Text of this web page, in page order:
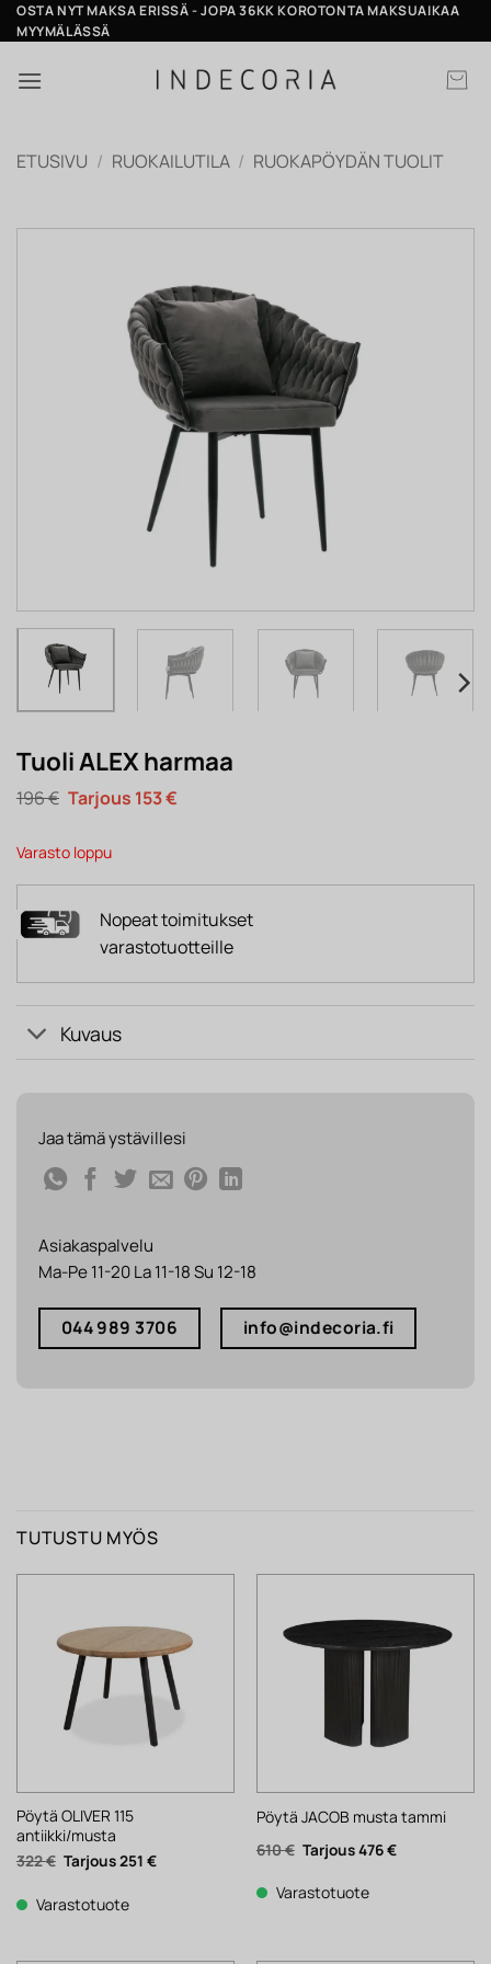
Skip
to
OSTA NYT MAKSA ERISSÄ - JOPA 36KK KOROTONTA MAKSUAIKAA
MYYMÄLÄSSÄ
ETUSIVU / RUOKAILUTILA / RUOKAPÖYDÄN TUOLIT
Tuoli ALEX harmaa
196€ Alkuperäinen
hinta
196 €.
153€Nykyinen
Varasto loppu
Nopeat toimitukset
varastotuotteille
Kuvaus
Jaa tämä ystävillesi
Asiakaspalvelu
Ma-Pe 11-20 La 11-18 Su 12-18
044 989 3706 info@indecoria.fi
TUTUSTU MYÖS
Pöytä OLIVER 115
antiikki/musta
322€ Alkuperäinen
hinta
322 €.
251 €Nykyinen
Varastotuote
Pöytä JACOB musta tammi
610€ Alkuperäinen
hinta
610 €.
476€Nykyinen
Varastotuote